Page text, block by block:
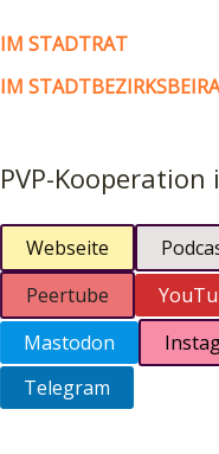
IM STADTRAT
IM
PVP-
Webseite
Peertube
Mastodon
Telegram